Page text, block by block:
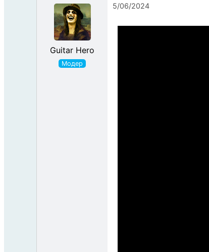
Guitar Hero
5/06/2024